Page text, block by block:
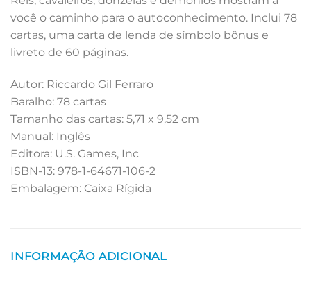
você o caminho para o autoconhecimento. Inclui 78
cartas, uma carta de lenda de símbolo bônus e
livreto de 60 páginas.
Autor: Riccardo Gil Ferraro
Baralho: 78 cartas
Tamanho das cartas: 5,71 x 9,52 cm
Manual: Inglês
Editora: U.S. Games, Inc
ISBN-13: 978-1-64671-106-2
Embalagem: Caixa Rígida
INFORMAÇÃO ADICIONAL